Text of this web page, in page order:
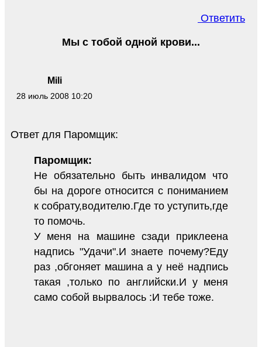
Ответить
Mili
28 июль 2008 10:20
Мы с тобой одной крови...
Ответ для Паромщик:
Паромщик:
Не обязательно быть инвалидом что
бы на дороге относится с пониманием
к собрату,водителю.Где то уступить,где
то помочь.
У меня на машине сзади приклеена
надпись "Удачи".И знаете почему?Еду
раз ,обгоняет машина а у неё надпись
такая ,только по английски.И у меня
само собой вырвалось :И тебе тоже.